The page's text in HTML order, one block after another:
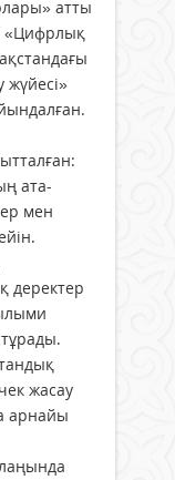
атты
«Цифрлық
жүйесі»
ата-
мен
деректер
жасау
арнайы